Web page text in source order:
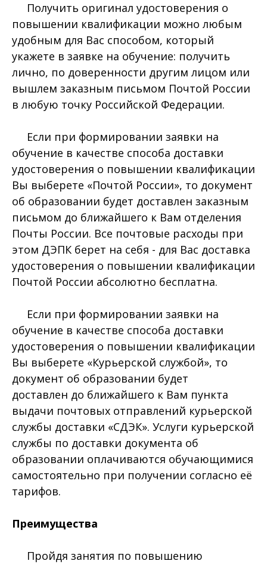
Получить оригинал удостоверения о
повышении квалификации можно любым
удобным для Вас способом, который
укажете в заявке на обучение: получить
лично, по доверенности другим лицом или
вышлем заказным письмом Почтой России
в любую точку Российской Федерации.
Если при формировании заявки на
обучение в качестве способа доставки
удостоверения о повышении квалификации
Вы выберете «Почтой России», то документ
об образовании будет доставлен заказным
письмом до ближайшего к Вам отделения
Почты России. Все почтовые расходы при
этом ДЭПК берет на себя - для Вас доставка
удостоверения о повышении квалификации
Почтой России абсолютно бесплатна.
Если при формировании заявки на
обучение в качестве способа доставки
удостоверения о повышении квалификации
Вы выберете «Курьерской службой», то
документ об образовании будет
доставлен до ближайшего к Вам пункта
выдачи почтовых отправлений курьерской
службы доставки «СДЭК». Услуги курьерской
службы по доставки документа об
образовании оплачиваются обучающимися
самостоятельно при получении согласно её
тарифов.
Преимущества
Пройдя занятия по повышению